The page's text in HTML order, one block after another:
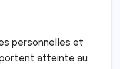
personnelles et
portent atteinte au